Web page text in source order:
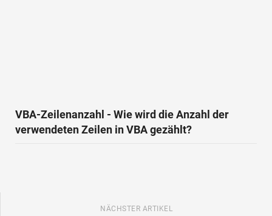
VBA-Zeilenanzahl - Wie wird die Anzahl der
verwendeten Zeilen in VBA gezählt?
NÄCHSTER ARTIKEL